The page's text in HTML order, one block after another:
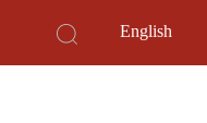
English